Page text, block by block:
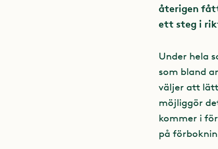
återigen
ett steg i
Under hela
som bland
väljer att
möjliggör
kommer i
på